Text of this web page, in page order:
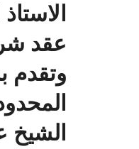
عقد
وتقدم
الشيخ